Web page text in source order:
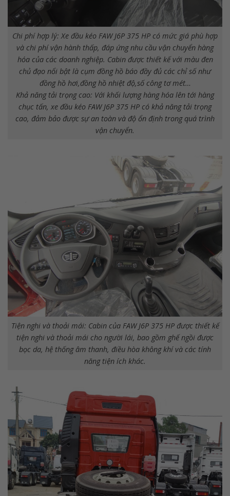
Chi phí hợp lý: Xe đầu kéo FAW J6P 375 HP có mức giá phù hợp
và chi phí vận hành thấp, đáp ứng nhu cầu vận chuyển hàng
hóa của các doanh nghiệp. Cabin được thiết kế với màu đen
chủ đạo nổi bật là cụm đồng hồ báo đầy đủ các chỉ số như
đồng hồ hơi,đồng hồ nhiệt độ,số công tơ mét…
Khả năng tải trọng cao: Với khối lượng hàng hóa lên tới hàng
chục tấn, xe đầu kéo FAW J6P 375 HP có khả năng tải trọng
cao, đảm bảo được sự an toàn và độ ổn định trong quá trình
vận chuyển.
Tiện nghi và thoải mái: Cabin của FAW J6P 375 HP được thiết kế
tiện nghi và thoải mái cho người lái, bao gồm ghế ngồi được
bọc da, hệ thống âm thanh, điều hòa không khí và các tính
năng tiện ích khác.